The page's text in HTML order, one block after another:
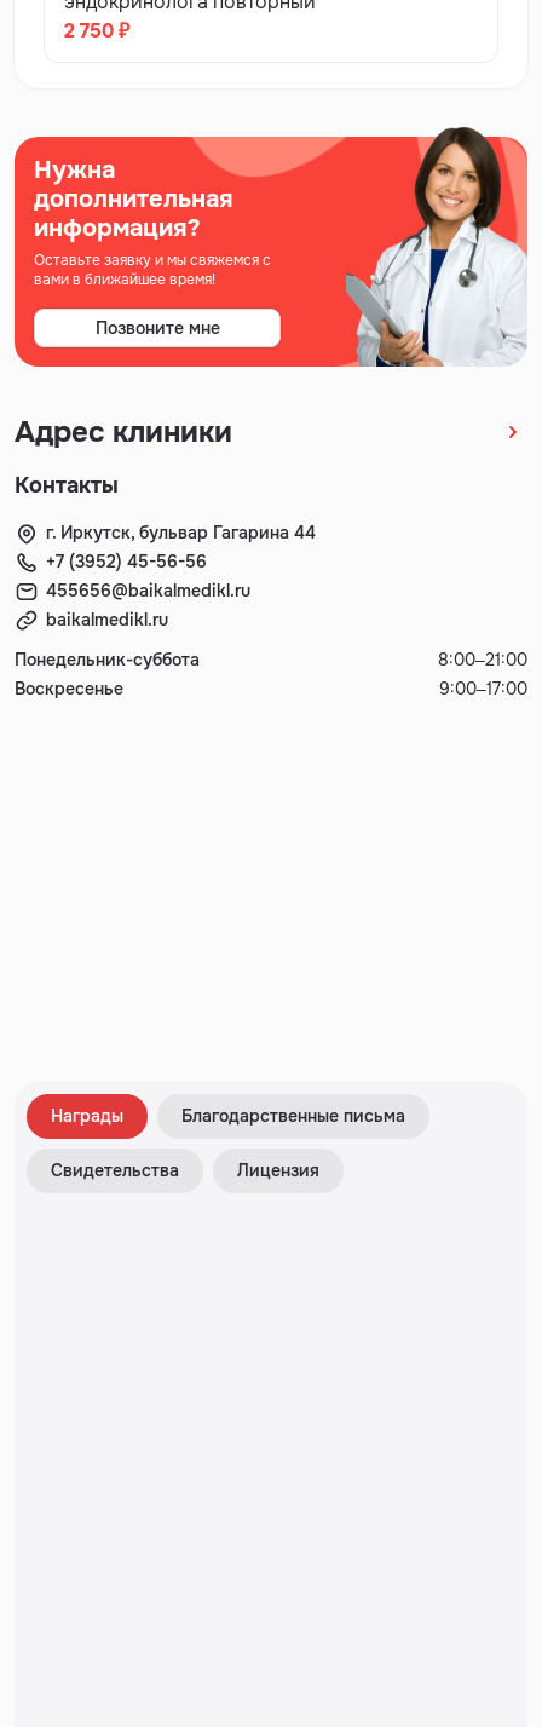
2 750 ₽
Нужна
дополнительная
информация?
Оставьте заявку и мы свяжемся с
вами в ближайшее время!
Позвоните мне
Адрес клиники
Контакты
г. Иркутск, бульвар Гагарина 44
+7 (3952) 45-56-56
455656@baikalmedikl.ru
baikalmedikl.ru
Понедельник-суббота
8:00–21:00
Воскресенье
9:00–17:00
Награды Благодарственные письма
Свидетельства Лицензия